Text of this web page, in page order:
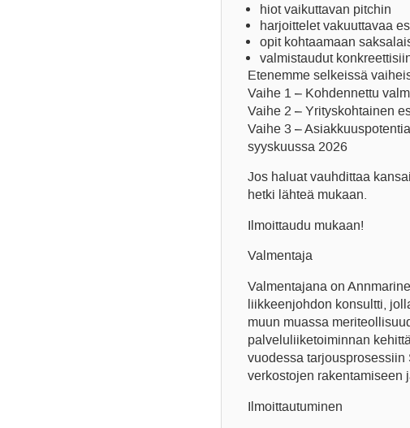
hiot vaikuttavan pitchin
harjoittelet vakuuttavaa
opit kohtaamaan
valmistaudut
Etenemme selkeissä
Vaihe 1 – Kohdennettu
Vaihe 2 – Yrityskohtainen
Vaihe 3 –
syyskuussa 2026
Jos haluat vauhdittaa
hetki lähteä mukaan.
Ilmoittaudu mukaan!
Valmentaja
Valmentajana on
liikkeenjohdon konsultti,
muun muassa
palveluliiketoiminnan
vuodessa
verkostojen rakentamiseen
Ilmoittautuminen